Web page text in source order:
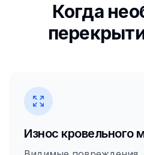
Когда
Износ кровельного